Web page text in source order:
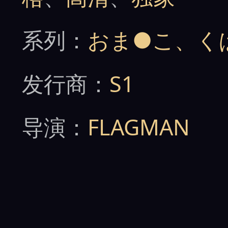
系列： おま●こ、く
发行商： S1
导演： FLAGMAN